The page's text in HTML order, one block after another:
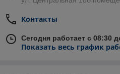
Контакты
Сегодня работает с 08:30
Показать весь график